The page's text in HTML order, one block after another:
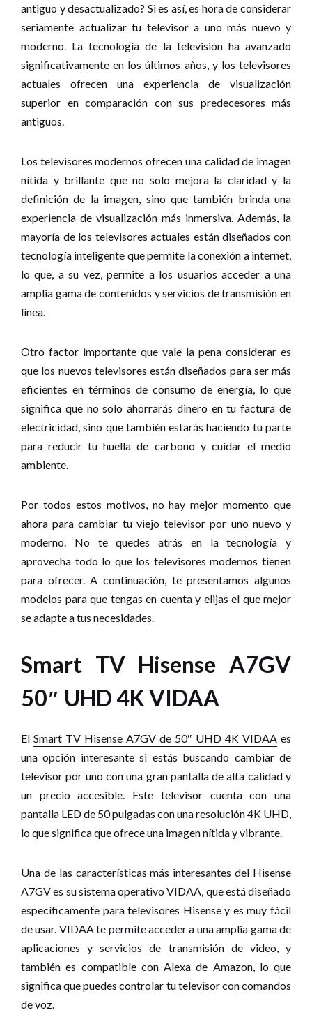
antiguo y desactualizado? Si es así, es hora de considerar
seriamente actualizar tu televisor a uno más nuevo y
moderno. La tecnología de la televisión ha avanzado
significativamente en los últimos años, y los televisores
actuales ofrecen una experiencia de visualización
superior en comparación con sus predecesores más
antiguos.
Los televisores modernos ofrecen una calidad de imagen
nítida y brillante que no solo mejora la claridad y la
definición de la imagen, sino que también brinda una
experiencia de visualización más inmersiva. Además, la
mayoría de los televisores actuales están diseñados con
tecnología inteligente que permite la conexión a internet,
lo que, a su vez, permite a los usuarios acceder a una
amplia gama de contenidos y servicios de transmisión en
línea.
Otro factor importante que vale la pena considerar es
que los nuevos televisores están diseñados para ser más
eficientes en términos de consumo de energía, lo que
significa que no solo ahorrarás dinero en tu factura de
electricidad, sino que también estarás haciendo tu parte
para reducir tu huella de carbono y cuidar el medio
ambiente.
Por todos estos motivos, no hay mejor momento que
ahora para cambiar tu viejo televisor por uno nuevo y
moderno. No te quedes atrás en la tecnología y
aprovecha todo lo que los televisores modernos tienen
para ofrecer. A continuación, te presentamos algunos
modelos para que tengas en cuenta y elijas el que mejor
se adapte a tus necesidades.
Smart TV Hisense A7GV
50″ UHD 4K VIDAA
El Smart TV Hisense A7GV de 50″ UHD 4K VIDAA es
una opción interesante si estás buscando cambiar de
televisor por uno con una gran pantalla de alta calidad y
un precio accesible. Este televisor cuenta con una
pantalla LED de 50 pulgadas con una resolución 4K UHD,
lo que significa que ofrece una imagen nítida y vibrante.
Una de las características más interesantes del Hisense
A7GV es su sistema operativo VIDAA, que está diseñado
específicamente para televisores Hisense y es muy fácil
de usar. VIDAA te permite acceder a una amplia gama de
aplicaciones y servicios de transmisión de video, y
también es compatible con Alexa de Amazon, lo que
significa que puedes controlar tu televisor con comandos
de voz.